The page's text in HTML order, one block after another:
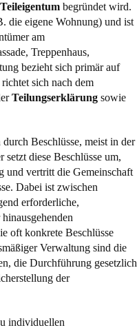
Teileigentum begründet wird.
die eigene Wohnung) und ist
am
Treppenhaus,
bezieht sich primär auf
sich nach dem
Teilungserklärung sowie
Beschlüsse, meist in der
diese Beschlüsse um,
und vertritt die Gemeinschaft
Dabei ist zwischen
erforderliche,
oft konkrete Beschlüsse
Verwaltung sind die
die Durchführung gesetzlich
der
individuellen